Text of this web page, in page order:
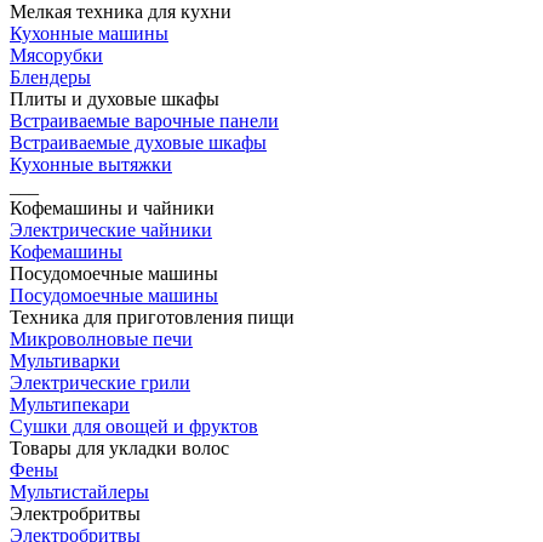
Мелкая техника для кухни
Кухонные машины
Мясорубки
Блендеры
Плиты и духовые шкафы
Встраиваемые варочные панели
Встраиваемые духовые шкафы
Кухонные вытяжки
Кофемашины и чайники
Электрические чайники
Кофемашины
Посудомоечные машины
Посудомоечные машины
Техника для приготовления пищи
Микроволновые печи
Мультиварки
Электрические грили
Мультипекари
Сушки для овощей и фруктов
Товары для укладки волос
Фены
Мультистайлеры
Электробритвы
Электробритвы